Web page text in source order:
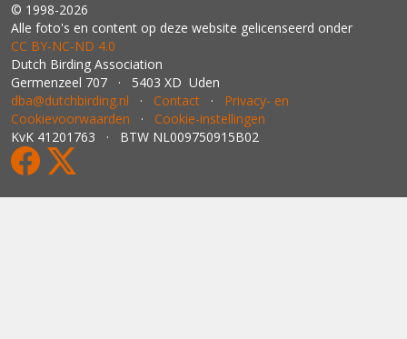
© 1998-2026
Alle foto's en content op deze website gelicenseerd onder
CC BY‑NC‑ND 4.0
Dutch Birding Association
Germenzeel 707 · 5403 XD Uden
dba@dutchbirding.nl · Contact · Privacy- en
Cookievoorwaarden · Cookie-instellingen
KvK 41201763 · BTW NL009750915B02